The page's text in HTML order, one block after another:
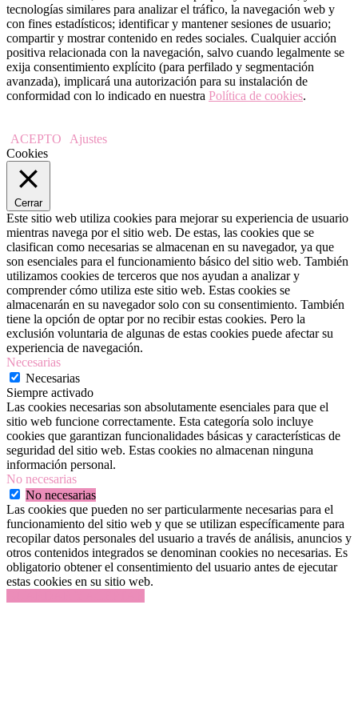
tecnologías similares para analizar el tráfico, la navegación web y
con fines estadísticos; identificar y mantener sesiones de usuario;
compartir y mostrar contenido en redes sociales. Cualquier acción
positiva relacionada con la navegación, salvo cuando legalmente se
exija consentimiento explícito (para perfilado y segmentación
avanzada), implicará una autorización para su instalación de
conformidad con lo indicado en nuestra Política de cookies.
ACEPTO
Ajustes
Cookies
Cerrar
Este sitio web utiliza cookies para mejorar su experiencia de usuario
mientras navega por el sitio web. De estas, las cookies que se
clasifican como necesarias se almacenan en su navegador, ya que
son esenciales para el funcionamiento básico del sitio web. También
utilizamos cookies de terceros que nos ayudan a analizar y
comprender cómo utiliza este sitio web. Estas cookies se
almacenarán en su navegador solo con su consentimiento. También
tiene la opción de optar por no recibir estas cookies. Pero la
exclusión voluntaria de algunas de estas cookies puede afectar su
experiencia de navegación.
Necesarias
Necesarias
Siempre activado
Las cookies necesarias son absolutamente esenciales para que el
sitio web funcione correctamente. Esta categoría solo incluye
cookies que garantizan funcionalidades básicas y características de
seguridad del sitio web. Estas cookies no almacenan ninguna
información personal.
No necesarias
No necesarias
Las cookies que pueden no ser particularmente necesarias para el
funcionamiento del sitio web y que se utilizan específicamente para
recopilar datos personales del usuario a través de análisis, anuncios y
otros contenidos integrados se denominan cookies no necesarias. Es
obligatorio obtener el consentimiento del usuario antes de ejecutar
estas cookies en su sitio web.